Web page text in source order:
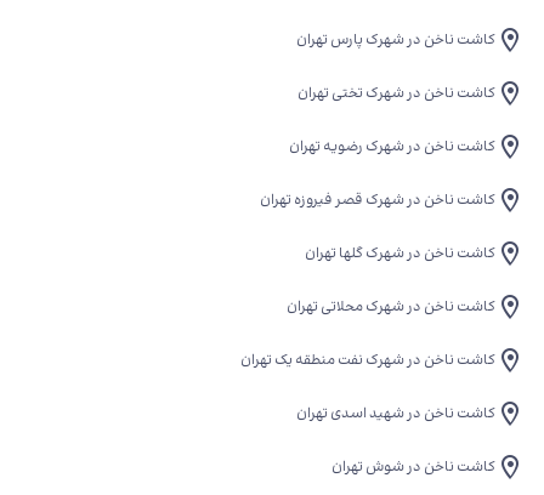
کاشت ناخن در شهرک پارس تهران
کاشت ناخن در شهرک تختی تهران
کاشت ناخن در شهرک رضویه تهران
کاشت ناخن در شهرک قصر فیروزه تهران
کاشت ناخن در شهرک گلها تهران
کاشت ناخن در شهرک محلاتی تهران
کاشت ناخن در شهرک نفت منطقه یک تهران
کاشت ناخن در شهید اسدی تهران
کاشت ناخن در شوش تهران